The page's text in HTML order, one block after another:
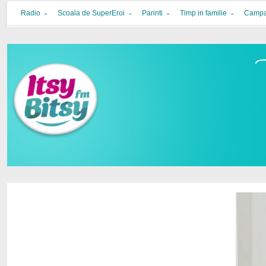
Itsy Bitsy
bucurie in familie
Radio Scoala de SuperEroi Parinti Timp in familie